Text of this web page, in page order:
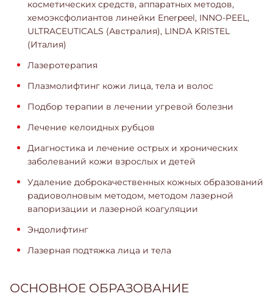
косметических средств, аппаратных методов,
хемоэксфолиантов линейки Enerpeel, INNO-PEEL,
ULTRACEUTICALS (Австралия), LINDA KRISTEL
(Италия)
Лазеротерапия
Плазмолифтинг кожи лица, тела и волос
Подбор терапии в лечении угревой болезни
Лечение келоидных рубцов
Диагностика и лечение острых и хронических
заболеваний кожи взрослых и детей
Удаление доброкачественных кожных образований
радиоволновым методом, методом лазерной
вапоризации и лазерной коагуляции
Эндолифтинг
Лазерная подтяжка лица и тела
ОСНОВНОЕ ОБРАЗОВАНИЕ